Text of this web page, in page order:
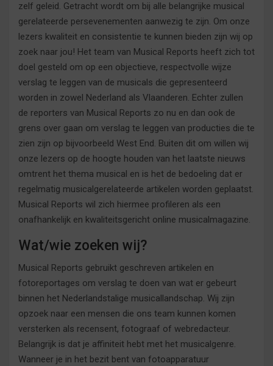
zelf geleid. Getracht wordt om bij alle belangrijke musical
gerelateerde persevenementen aanwezig te zijn. Om onze
lezers kwaliteit en consistentie te kunnen bieden zijn wij op
zoek naar jou! Het team van Musical Reports heeft zich tot
doel gesteld om op een objectieve, respectvolle wijze
verslag te leggen van de musicals die gepresenteerd
worden in zowel Nederland als Vlaanderen. Echter zullen
de reporters van Musical Reports zo nu en dan ook de
grens over gaan om verslag te leggen van producties die te
zien zijn op bijvoorbeeld West End. Buiten dit om willen wij
onze lezers op de hoogte houden van het laatste nieuws
omtrent het thema musical en is het de bedoeling dat er
regelmatig musicalgerelateerde artikelen worden geplaatst.
Musical Reports wil zich hiermee profileren als een
onafhankelijk en kwaliteitsgericht online musicalmagazine.
Wat/wie zoeken wij?
Musical Reports gebruikt geschreven artikelen en
fotoreportages om verslag te doen van wat er gebeurt
binnen het Nederlandstalige musicallandschap. Wij zijn
opzoek naar een mensen die ons team kunnen komen
versterken als recensent, fotograaf of webredacteur.
Belangrijk is dat je affiniteit hebt met het musicalgenre.
Wanneer je in het bezit bent van fotoapparatuur